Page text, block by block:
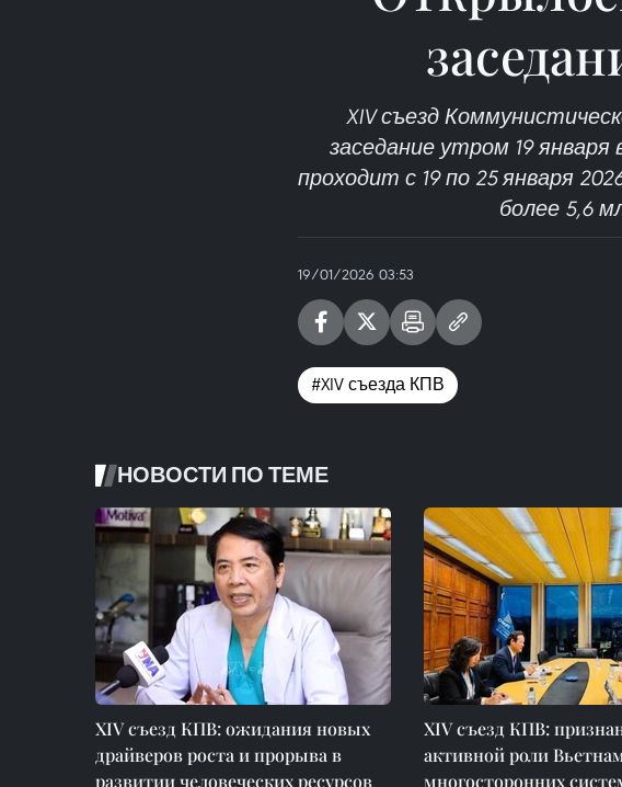
XIV съезд
заседание утром 19
проходит с 19 по 25 января
более 5,6
19/01/2026 03:53
#XIV съезда КПВ
НОВОСТИ ПО ТЕМЕ
XIV съезд КПВ: ожидания новых
драйверов роста и прорыва в
развитии человеческих ресурсов
XIV съезд КПВ:
активной роли
многосторонних